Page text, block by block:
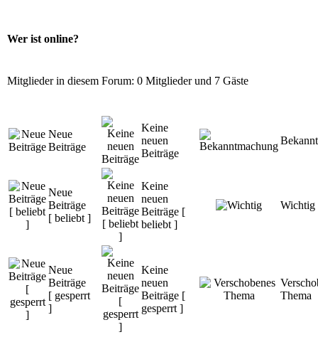
Wer ist online?
Mitglieder in diesem Forum: 0 Mitglieder und 7 Gäste
Neue
Beiträge
Keine
neuen
Beiträge
Neue
Beiträge
[ beliebt ]
Keine
neuen
Beiträge [
beliebt ]
Wichtig
Neue
Beiträge
[ gesperrt
]
Keine
neuen
Beiträge [
gesperrt ]
Thema